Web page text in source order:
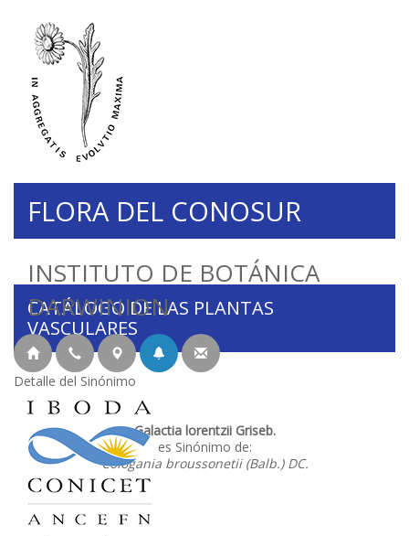
INSTITUTO DE BOTÁNICA
DARWINION
FLORA DEL CONOSUR
CATÁLOGO DE LAS PLANTAS
VASCULARES
Detalle del Sinónimo
Galactia lorentzii Griseb.
es Sinónimo de:
Cologania broussonetii (Balb.) DC.